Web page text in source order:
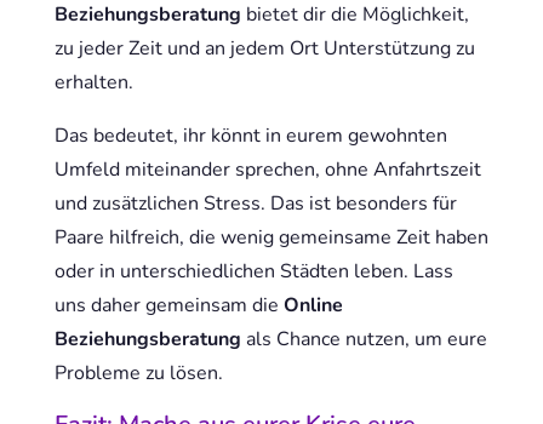
Beziehungsberatung bietet dir die Möglichkeit,
zu jeder Zeit und an jedem Ort Unterstützung zu
erhalten.
Das bedeutet, ihr könnt in eurem gewohnten
Umfeld miteinander sprechen, ohne Anfahrtszeit
und zusätzlichen Stress. Das ist besonders für
Paare hilfreich, die wenig gemeinsame Zeit haben
oder in unterschiedlichen Städten leben. Lass
uns daher gemeinsam die Online
Beziehungsberatung als Chance nutzen, um eure
Probleme zu lösen.